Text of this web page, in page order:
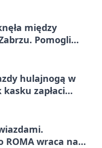
między
Pomogli
hulajnogą w
zapłaci
ROMA wraca na